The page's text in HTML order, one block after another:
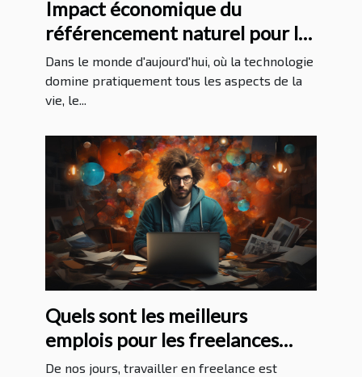
Impact économique du
référencement naturel pour les
entreprises à La Réunion
Dans le monde d'aujourd'hui, où la technologie
domine pratiquement tous les aspects de la
vie, le...
Quels sont les meilleurs
emplois pour les freelances
sans expérience ?
De nos jours, travailler en freelance est